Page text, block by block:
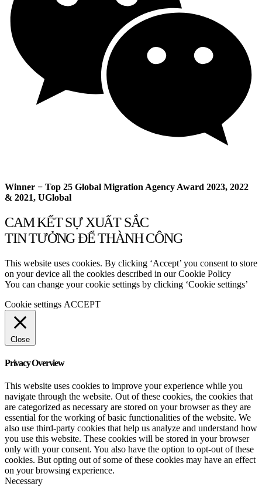
Winner − Top 25 Global Migration Agency Award 2023, 2022
& 2021, UGlobal
CAM KẾT SỰ XUẤT SẮC
TIN TƯỞNG ĐỂ THÀNH CÔNG
This website uses cookies. By clicking ‘Accept’ you consent to store
on your device all the cookies described in our Cookie Policy
You can change your cookie settings by clicking ‘Cookie settings’
Cookie settings ACCEPT
Close
Privacy Overview
This website uses cookies to improve your experience while you
navigate through the website. Out of these cookies, the cookies that
are categorized as necessary are stored on your browser as they are
essential for the working of basic functionalities of the website. We
also use third-party cookies that help us analyze and understand how
you use this website. These cookies will be stored in your browser
only with your consent. You also have the option to opt-out of these
cookies. But opting out of some of these cookies may have an effect
on your browsing experience.
Necessary